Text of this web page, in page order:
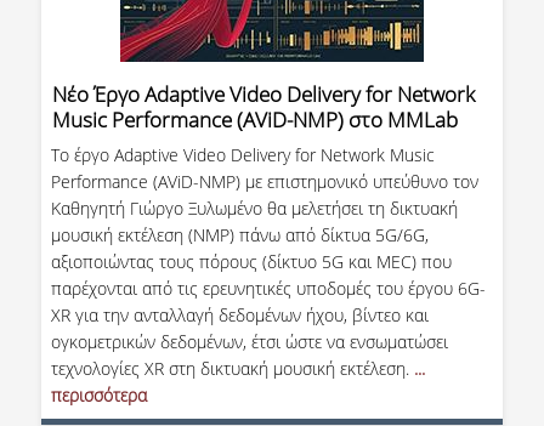
ΠΜΣ ΣΤΙΣ ΨΗΦΙΑΚΕΣ ΜΕΘΟΔΟΥΣ ΓΙΑ ΤΙΣ
ΑΝΘΡΩΠΙΣΤΙΚΕΣ ΕΠΙΣΤΗΜΕΣ
ΠΜΣ ΣΤΑ ΜΑΘΗΜΑΤΙΚΑ ΑΓΟΡΑΣ &
ΔΙΔΑΚΤΟΡΙΚΟ ΠΡΟΓΡΑΜΜΑ
ΣΕΜΙΝΑΡΙΑ & ΕΚΔΗΛΩΣΕΙΣ
ΔΙΑΚΕΚΡΙΜΕΝΕΣ ΟΜΙΛΙΕΣ
ΟΡΚΟΜΩΣΙΕΣ
ΔΙΑΣΦΑΛΙΣΗ ΠΟΙΟΤΗΤΑΣ
Νέο Έργο Adaptive Video Delivery for Network
Music Performance (AViD-NMP) στο MMLab
Το έργο Adaptive Video Delivery for Network Music
Performance (AViD-NMP) με επιστημονικό υπεύθυνο τον
Καθηγητή Γιώργο Ξυλωμένο θα μελετήσει τη δικτυακή
μουσική εκτέλεση (NMP) πάνω από δίκτυα 5G/6G,
αξιοποιώντας τους πόρους (δίκτυο 5G και MEC) που
παρέχονται από τις ερευνητικές υποδομές του έργου 6G-
XR για την ανταλλαγή δεδομένων ήχου, βίντεο και
ογκομετρικών δεδομένων, έτσι ώστε να ενσωματώσει
τεχνολογίες XR στη δικτυακή μουσική εκτέλεση. ...
περισσότερα